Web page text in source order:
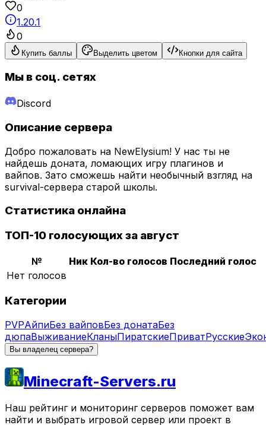
0
1.20.1
0
Купить баллы Выделить цветом Кнопки для сайта
Мы в соц. сетях
Discord
Описание сервера
Добро пожаловать на NewElysium! У нас ты не
найдешь доната, ломающих игру плагинов и
вайпов. Зато сможешь найти необычный взгляд на
survival-сервера старой школы.
Статистика онлайна
ТОП-10 голосующих за август
№ Ник Кол-во голосов Последний голос
Нет голосов
Категории
PVPАйпиБез вайповБез донатаБез
дюпаВыживаниеКланыПиратскиеПриватРусские
Вы владелец сервера?
Minecraft-Servers.ru
Наш рейтинг и мониторинг серверов поможет вам
найти и выбрать игровой сервер или проект в